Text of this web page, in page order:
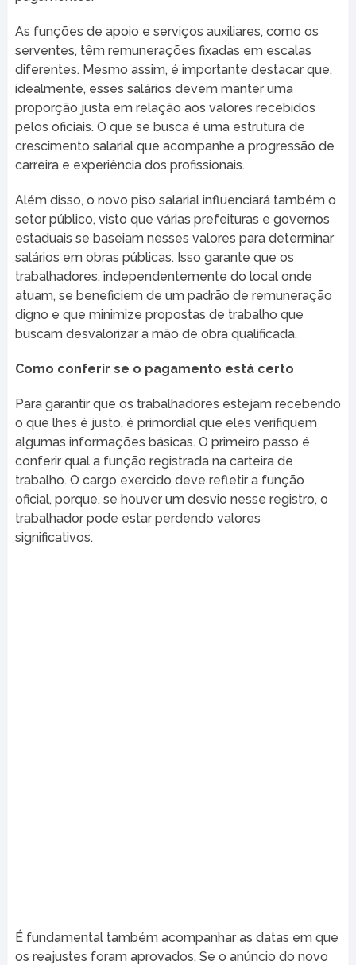
As funções de apoio e serviços auxiliares, como os
serventes, têm remunerações fixadas em escalas
diferentes. Mesmo assim, é importante destacar que,
idealmente, esses salários devem manter uma
proporção justa em relação aos valores recebidos
pelos oficiais. O que se busca é uma estrutura de
crescimento salarial que acompanhe a progressão de
carreira e experiência dos profissionais.
Além disso, o novo piso salarial influenciará também o
setor público, visto que várias prefeituras e governos
estaduais se baseiam nesses valores para determinar
salários em obras públicas. Isso garante que os
trabalhadores, independentemente do local onde
atuam, se beneficiem de um padrão de remuneração
digno e que minimize propostas de trabalho que
buscam desvalorizar a mão de obra qualificada.
Como conferir se o pagamento está certo
Para garantir que os trabalhadores estejam recebendo
o que lhes é justo, é primordial que eles verifiquem
algumas informações básicas. O primeiro passo é
conferir qual a função registrada na carteira de
trabalho. O cargo exercido deve refletir a função
oficial, porque, se houver um desvio nesse registro, o
trabalhador pode estar perdendo valores
significativos.
É fundamental também acompanhar as datas em que
os reajustes foram aprovados. Se o anúncio do novo